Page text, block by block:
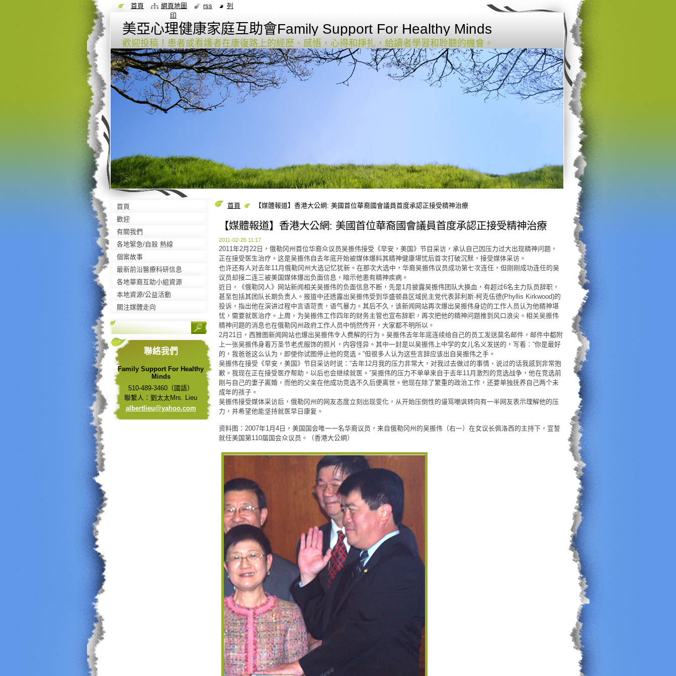
美亞心理健康家庭互助會Family Support For Healthy Minds
歡迎投稿！患者或看護者在康復路上的經歷、感悟，心得和掙扎，給讀者學習和聆聽的機會。
首頁 【媒體報道】香港大公網: 美國首位華裔國會議員首度承認正接受精神治療
【媒體報道】香港大公網: 美國首位華裔國會議員首度承認正接受精神治療
2011-02-26 11:17
2011年2月22日，俄勒冈州首位华裔众议员吴振伟接受《早安，美国》节目采访，承认自己因压力过大出现精神问题，
正在接受医生治疗。这是吴振伟自去年底开始被媒体爆料其精神健康堪忧后首次打破沉默，接受媒体采访。
也许还有人对去年11月俄勒冈州大选记忆犹新。在那次大选中，华裔吴振伟议员成功第七次连任，但刚刚成功连任的吴
议员却接二连三被美国媒体爆出负面信息，暗示他患有精神疾病。
近日，《俄勒冈人》网站新闻相关吴振伟的负面信息不断，先是1月披露吴振伟团队大换血，有超过6名主力队员辞职，
甚至包括其团队长期负责人。报道中还透露出吴振伟受到华盛顿县区域民主党代表菲利斯·柯克伍德(Phyllis Kirkwood)的
投诉，指出他在演讲过程中言语苛责，语气暴力。其后不久，该新闻网站再次爆出吴振伟身边的工作人员认为他精神堪
忧，需要就医治疗。上周，为吴振伟工作四年的财务主管也宣布辞职，再次把他的精神问题推到风口浪尖。相关吴振伟
精神问题的消息也在俄勒冈州政府工作人员中悄然传开，大家都不明所以。
2月21日，西雅图新闻网站也爆出吴振伟令人费解的行为。吴振伟去年年底连续给自己的员工发送莫名邮件，邮件中都附
上一张吴振伟身着万圣节老虎服饰的照片，内容怪异。其中一封是以吴振伟上中学的女儿名义发送的，写着：“你是最好
的，我爸爸这么认为，即使你试图停止他的竞选。”但很多人认为这些言辞应该出自吴振伟之手。
吴振伟在接受《早安，美国》节目采访时说：“去年12月我的压力非常大，对我过去做过的事情、说过的话我感到非常抱
歉。我现在正在接受医疗帮助，以后也会继续就医。”吴振伟的压力不单单来自于去年11月激烈的竞选战争，他在竞选前
刚与自己的妻子离婚，而他的父亲在他成功竞选不久后便离世。他现在除了繁重的政治工作，还要单独抚养自己两个未
成年的孩子。
吴振伟接受媒体采访后，俄勒冈州的网友态度立刻出现变化，从开始压倒性的谩骂嘲讽转向有一半网友表示理解他的压
力，并希望他能坚持就医早日康复。
资料图：2007年1月4日，美国国会唯一一名华裔议员，来自俄勒冈州的吴振伟（右一）在女议长佩洛西的主持下，宣誓
就任美国第110届国会众议员。（香港大公網）
首頁
歡迎
有關我們
各地緊急/自殺 熱線
個案故事
最新前沿醫療科研信息
各地華裔互助小組資源
本地資源/公益活動
關注媒體走向
聯絡我們
Family Support For Healthy
Minds
510-489-3460（國語）
聯繫人：劉太太Mrs. Lieu
albertlieu@yahoo.com
首頁 網頁地圖 rss
列
印